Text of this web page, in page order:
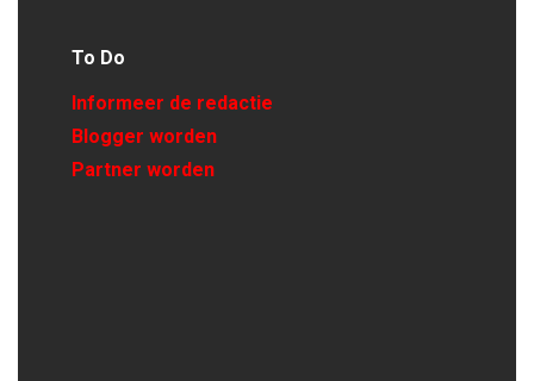
To Do
Informeer de redactie
Blogger worden
Partner worden